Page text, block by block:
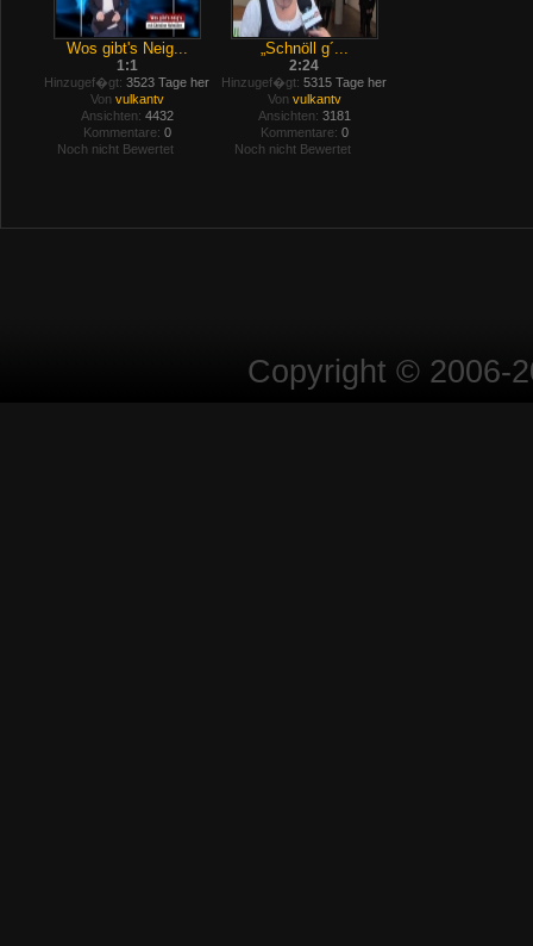
Wos gibt's Neig...
1:1
Hinzugef�gt: 3523 Tage her
Von vulkantv
Ansichten: 4432
Kommentare: 0
Noch nicht Bewertet
„Schnöll g´...
2:24
Hinzugef�gt: 5315 Tage her
Von vulkantv
Ansichten: 3181
Kommentare: 0
Noch nicht Bewertet
Copyright © 2006-